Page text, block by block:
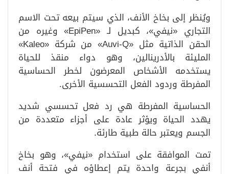
ويُنظر إلى بخاخ الأنف، الذي سيتم بيعه تحت الاسم
التجاري «نيفي»، كبديل لـ «EpiPen» وغيره من
الحقن الذاتية مثل «Auvi-Q» من شركة «Kaleo»
المليئة بالأدرينالين، وهو دواء منقذ للحياة
يستخدمه الأشخاص المعرضون لخطر الحساسية
المفرطة وردود الفعل التحسسية الأخرى.
الحساسية المفرطة هي رد فعل تحسسي شديد
يهدد الحياة ويؤثر عادة على أجزاء متعددة من
الجسم ويعتبر حالة طبية طارئة.
تمت الموافقة على استخدام «نيفي»، وهو بخاخ
أنفي بجرعة واحدة يتم إعطاؤه في فتحة أنف